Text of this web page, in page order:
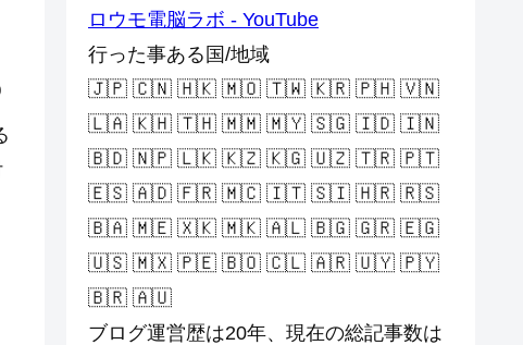
ロウモ電脳ラボ - YouTube
行った事ある国/地域
🇯🇵 🇨🇳 🇭🇰 🇲🇴 🇹🇼 🇰🇷 🇵🇭 🇻🇳
🇱🇦 🇰🇭 🇹🇭 🇲🇲 🇲🇾 🇸🇬 🇮🇩 🇮🇳
🇧🇩 🇳🇵 🇱🇰 🇰🇿 🇰🇬 🇺🇿 🇹🇷 🇵🇹
🇪🇸 🇦🇩 🇫🇷 🇲🇨 🇮🇹 🇸🇮 🇭🇷 🇷🇸
🇧🇦 🇲🇪 🇽🇰 🇲🇰 🇦🇱 🇧🇬 🇬🇷 🇪🇬
🇺🇸 🇲🇽 🇵🇪 🇧🇴 🇨🇱 🇦🇷 🇺🇾 🇵🇾
🇧🇷 🇦🇺
ブログ運営歴は20年、現在の総記事数は